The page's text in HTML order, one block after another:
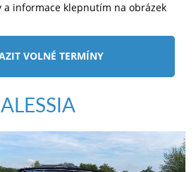
informace klepnutím na obrázek
VOLNÉ TERMÍNY
ALESSIA